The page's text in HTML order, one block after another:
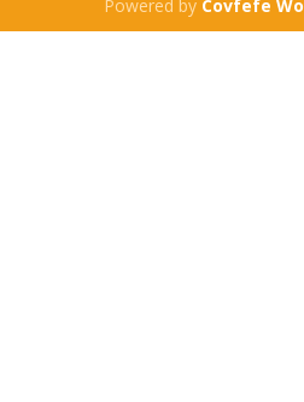
Powered by Covfefe